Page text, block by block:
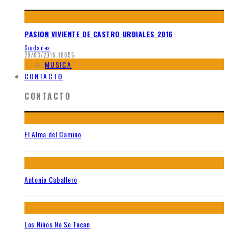
PASION VIVIENTE DE CASTRO URDIALES 2016
Ciudades
29/03/2016 10655
MUSICA
CONTACTO
CONTACTO
El Alma del Camino
Antonio Caballero
Los Niños No Se Tocan